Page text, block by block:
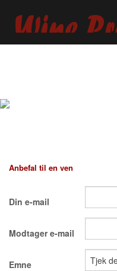
DESSERTVIN & PORTVIN
NATURVIN & ORANGEVIN
ØKOLOGISK VIN
Anbefal til en ven
Din e-mail
Modtager e-mail
Emne